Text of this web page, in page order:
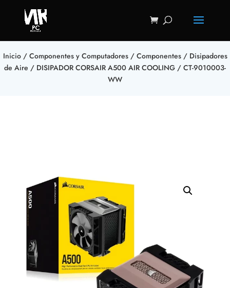
Inicio/ Componentes y Computadores/ Componentes/ Disipadores
de Aire / DISIPADOR CORSAIR A500 AIR COOLING / CT-9010003-
WW